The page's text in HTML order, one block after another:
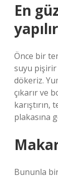
En
Önce bir
suyu pişirir
dökeriz.
çıkarır ve
karıştırın,
plakasına
Bununla